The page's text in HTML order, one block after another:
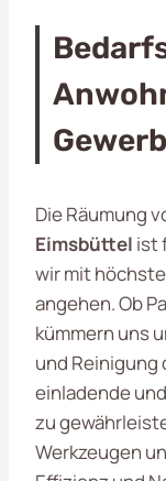
Die Räumung
Eimsbüttel ist
wir mit
angehen. Ob
kümmern uns
und Reinigung
einladende
zu
Werkzeugen